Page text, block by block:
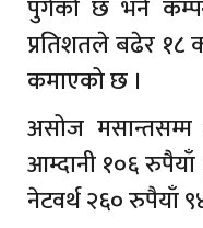
पुगेको छ भने
प्रतिशतले बढेर १८
कमाएको छ ।
असोज मसान्तसम्म
आम्दानी १०६
नेटवर्थ २६० रुपैयाँ